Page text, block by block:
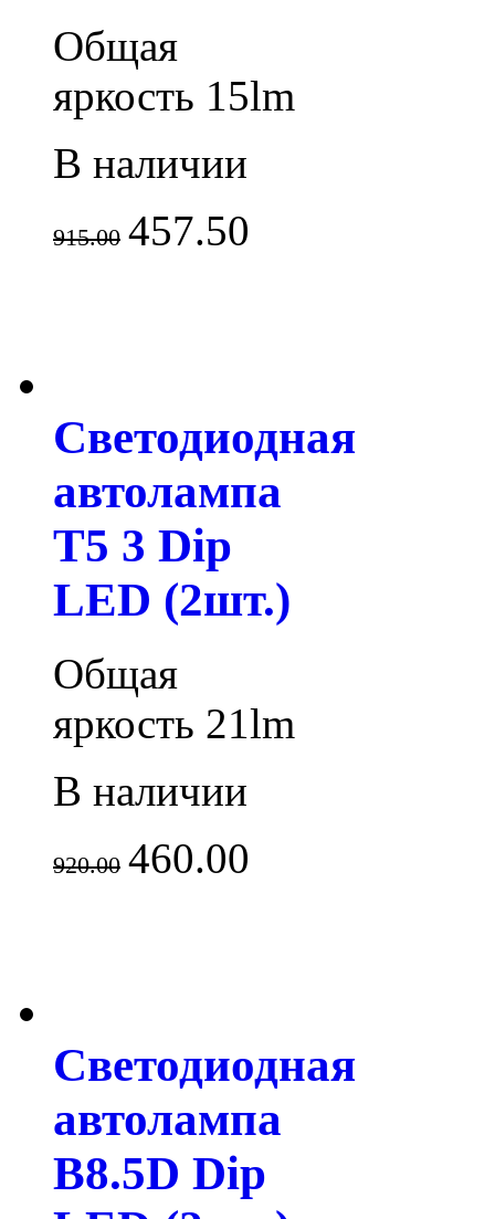
Общая
яркость 15lm
В наличии
915.00 457.50
Светодиодная
автолампа
T5 3 Dip
LED (2шт.)
Общая
яркость 21lm
В наличии
920.00 460.00
Светодиодная
автолампа
B8.5D Dip